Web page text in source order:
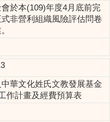
於本(109)年度4月底前完
非營利組織風險評估問卷
華文化姓氏文教發展基金
作計畫及經費預算表